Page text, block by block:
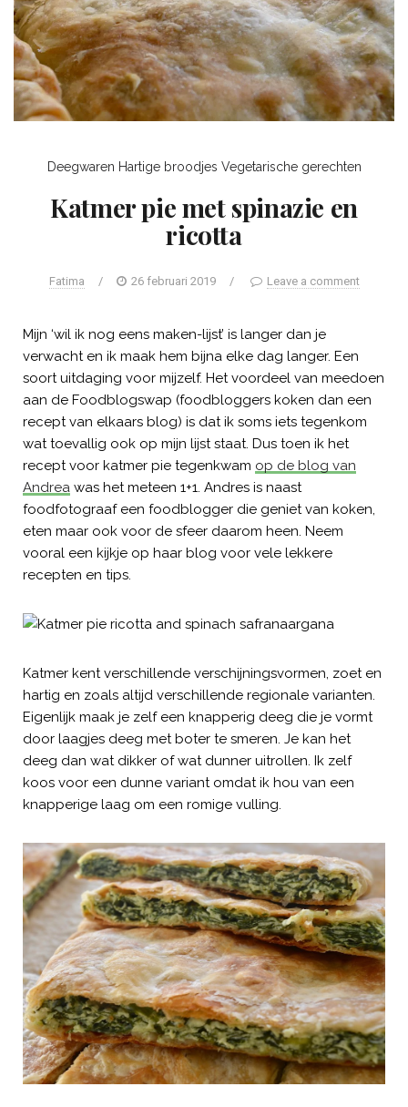
Deegwaren Hartige broodjes Vegetarische gerechten
Katmer pie met spinazie en
ricotta
Fatima / 26 februari 2019 / Leave a comment
Mijn ‘wil ik nog eens maken-lijst’ is langer dan je
verwacht en ik maak hem bijna elke dag langer. Een
soort uitdaging voor mijzelf. Het voordeel van meedoen
aan de Foodblogswap (foodbloggers koken dan een
recept van elkaars blog) is dat ik soms iets tegenkom
wat toevallig ook op mijn lijst staat. Dus toen ik het
recept voor katmer pie tegenkwam op de blog van
Andrea was het meteen 1+1. Andres is naast
foodfotograaf een foodblogger die geniet van koken,
eten maar ook voor de sfeer daarom heen. Neem
vooral een kijkje op haar blog voor vele lekkere
recepten en tips.
Katmer kent verschillende verschijningsvormen, zoet en
hartig en zoals altijd verschillende regionale varianten.
Eigenlijk maak je zelf een knapperig deeg die je vormt
door laagjes deeg met boter te smeren. Je kan het
deeg dan wat dikker of wat dunner uitrollen. Ik zelf
koos voor een dunne variant omdat ik hou van een
knapperige laag om een romige vulling.